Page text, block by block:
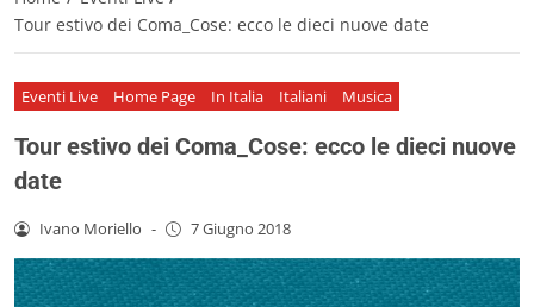
Tour estivo dei Coma_Cose: ecco le dieci nuove date
Eventi Live Home Page In Italia Italiani Musica
Tour estivo dei Coma_Cose: ecco le dieci nuove
date
Ivano Moriello - 7 Giugno 2018